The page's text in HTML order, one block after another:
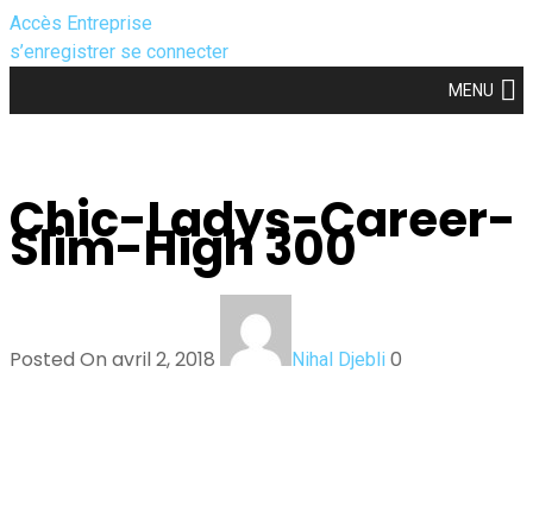
Accès Entreprise
s’enregistrer se connecter
MENU
Chic-Ladys-Career-
Slim-High 300
Posted On avril 2, 2018 Nihal Djebli 0